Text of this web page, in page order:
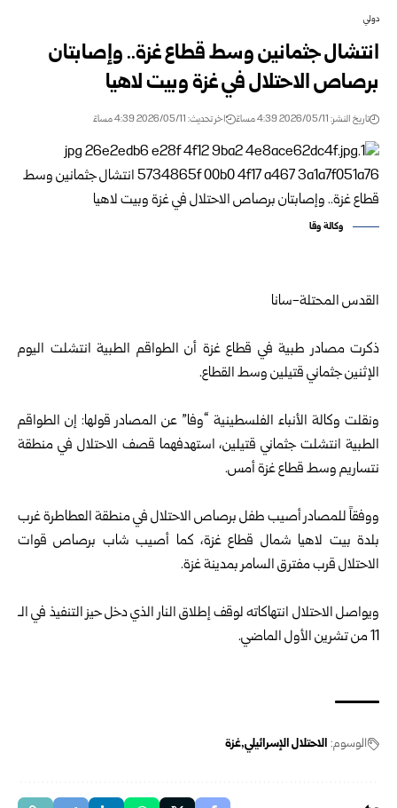
دولي
انتشال جثمانين وسط قطاع غزة.. وإصابتان
برصاص الاحتلال في غزة وبيت لاهيا
تاريخ النشر: 2026/05/11 4:39 مساءً اخر تحديث: 2026/05/11 4:39 مساءً
وكالة وقا
القدس المحتلة-سانا
ذكرت مصادر طبية في قطاع غزة أن الطواقم الطبية انتشلت اليوم
الإثنين جثماني قتيلين وسط القطاع.
ونقلت وكالة الأنباء الفلسطينية “وفا” عن المصادر قولها: إن الطواقم
الطبية انتشلت جثماني قتيلين، استهدفهما قصف الاحتلال في منطقة
نتساريم وسط قطاع غزة أمس.
ووفقاً للمصادر أصيب طفل برصاص الاحتلال في منطقة العطاطرة غرب
بلدة بيت لاهيا شمال قطاع غزة، كما أصيب شاب برصاص قوات
الاحتلال قرب مفترق السامر بمدينة غزة.
ويواصل الاحتلال انتهاكاته لوقف إطلاق النار الذي دخل حيز التنفيذ في الـ
11 من تشرين الأول الماضي.
الوسوم: الاحتلال الإسرائيلي غزة